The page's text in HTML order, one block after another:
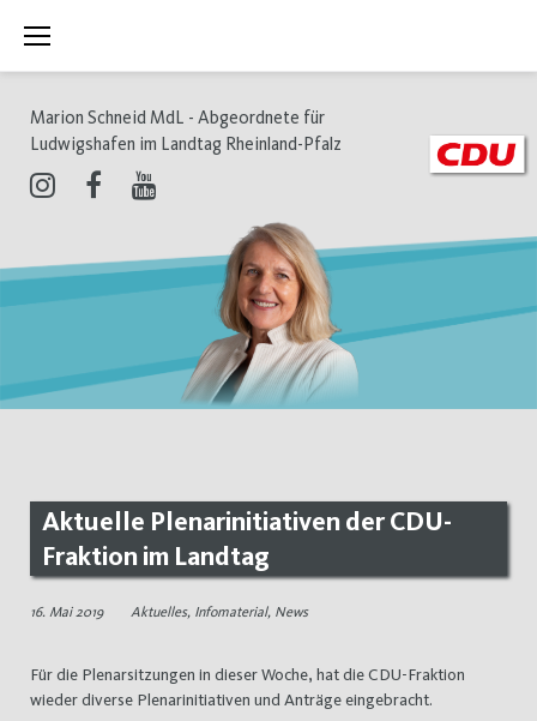
Inhalt
Marion Schneid MdL - Abgeordnete für
Ludwigshafen im Landtag Rheinland-Pfalz
Aktuelle Plenarinitiativen der CDU-
Fraktion im Landtag
16. Mai 2019 Aktuelles, Infomaterial, News
Für die Plenarsitzungen in dieser Woche, hat die CDU-Fraktion
wieder diverse Plenarinitiativen und Anträge eingebracht.